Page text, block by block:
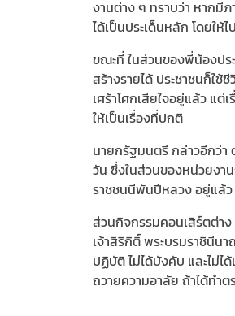
งานต่าง ๆ ทราบว่า หากมีภ
ได้เป็นประเด็นหลัก โดยให้
ขณะที่ ในส่วนของพี่น้องปร
สร้างรายได้ ประชาชนก็ใช้
เศร้าโศกเสียใจอยู่แล้ว แ
ให้เป็นเรื่องที่ปกติ
นายกรัฐมนตรี กล่าวอีกว่า
วัน ซึ่งในส่วนของหน่วยงาน
ราชชนนีพันปีหลวง อยู่แล้ว
ส่วนกิจกรรมคอนเสิร์ตต่า
เจ้าสิริกิติ์ พระบรมราชินีน
ปฏิบัติ ไม่ได้บังคับ และไม่ไ
ถวายความอาลัย ถ้าได้ทำ